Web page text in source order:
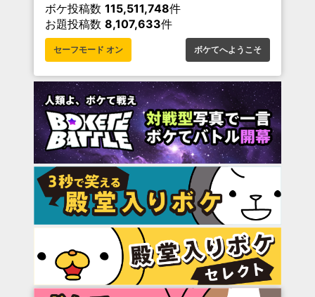
ボケ投稿数 115,511,748件
お題投稿数 8,107,633件
セーフモード オン ボケてへようこそ